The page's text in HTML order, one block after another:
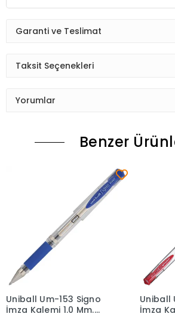
Garanti ve Teslimat
Taksit Seçenekleri
Yorumlar
Benzer
Sepete Ekle
Uniball Um-153 Signo
İmza Kalemi 1.0 Mm.
Uniball
İmza